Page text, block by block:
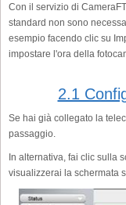
Con il servizio di
standard non sono
esempio facendo clic su
impostare l'ora della
2.1
Se hai già collegato la
passaggio.
In alternativa, fai clic sulla
visualizzerai la schermata